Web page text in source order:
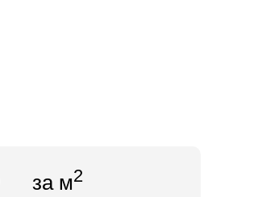
за м2